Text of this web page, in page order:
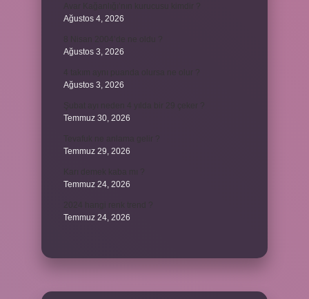
Ağustos 4, 2026
Ağustos 3, 2026
Ağustos 3, 2026
Temmuz 30, 2026
Temmuz 29, 2026
Temmuz 24, 2026
Temmuz 24, 2026